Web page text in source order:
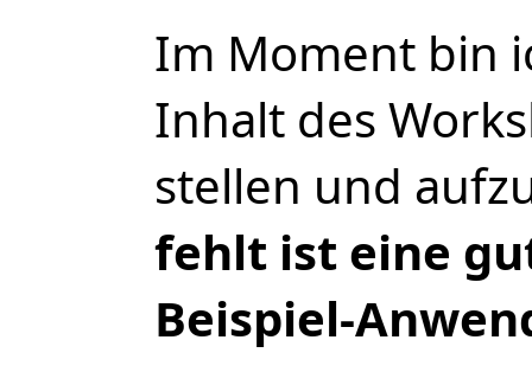
Im Moment bin
Inhalt des
stellen und
fehlt ist eine
Beispiel-